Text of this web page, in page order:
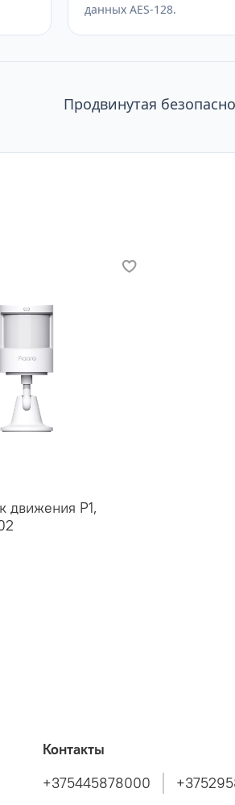
данных AES-128.
Продвинутая
движения Р1,
Контакты
+375445878000